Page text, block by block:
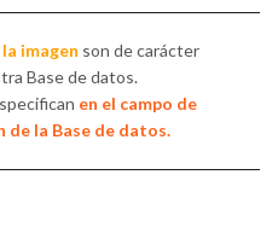
imagen son de carácter
Base de datos.
en el campo de
de la Base de datos.